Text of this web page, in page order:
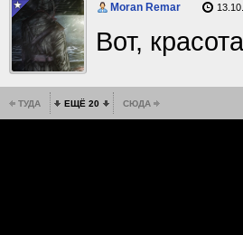
Moran Remar
Вот, красота
ТУДА ЕЩЁ 20 СЮДА